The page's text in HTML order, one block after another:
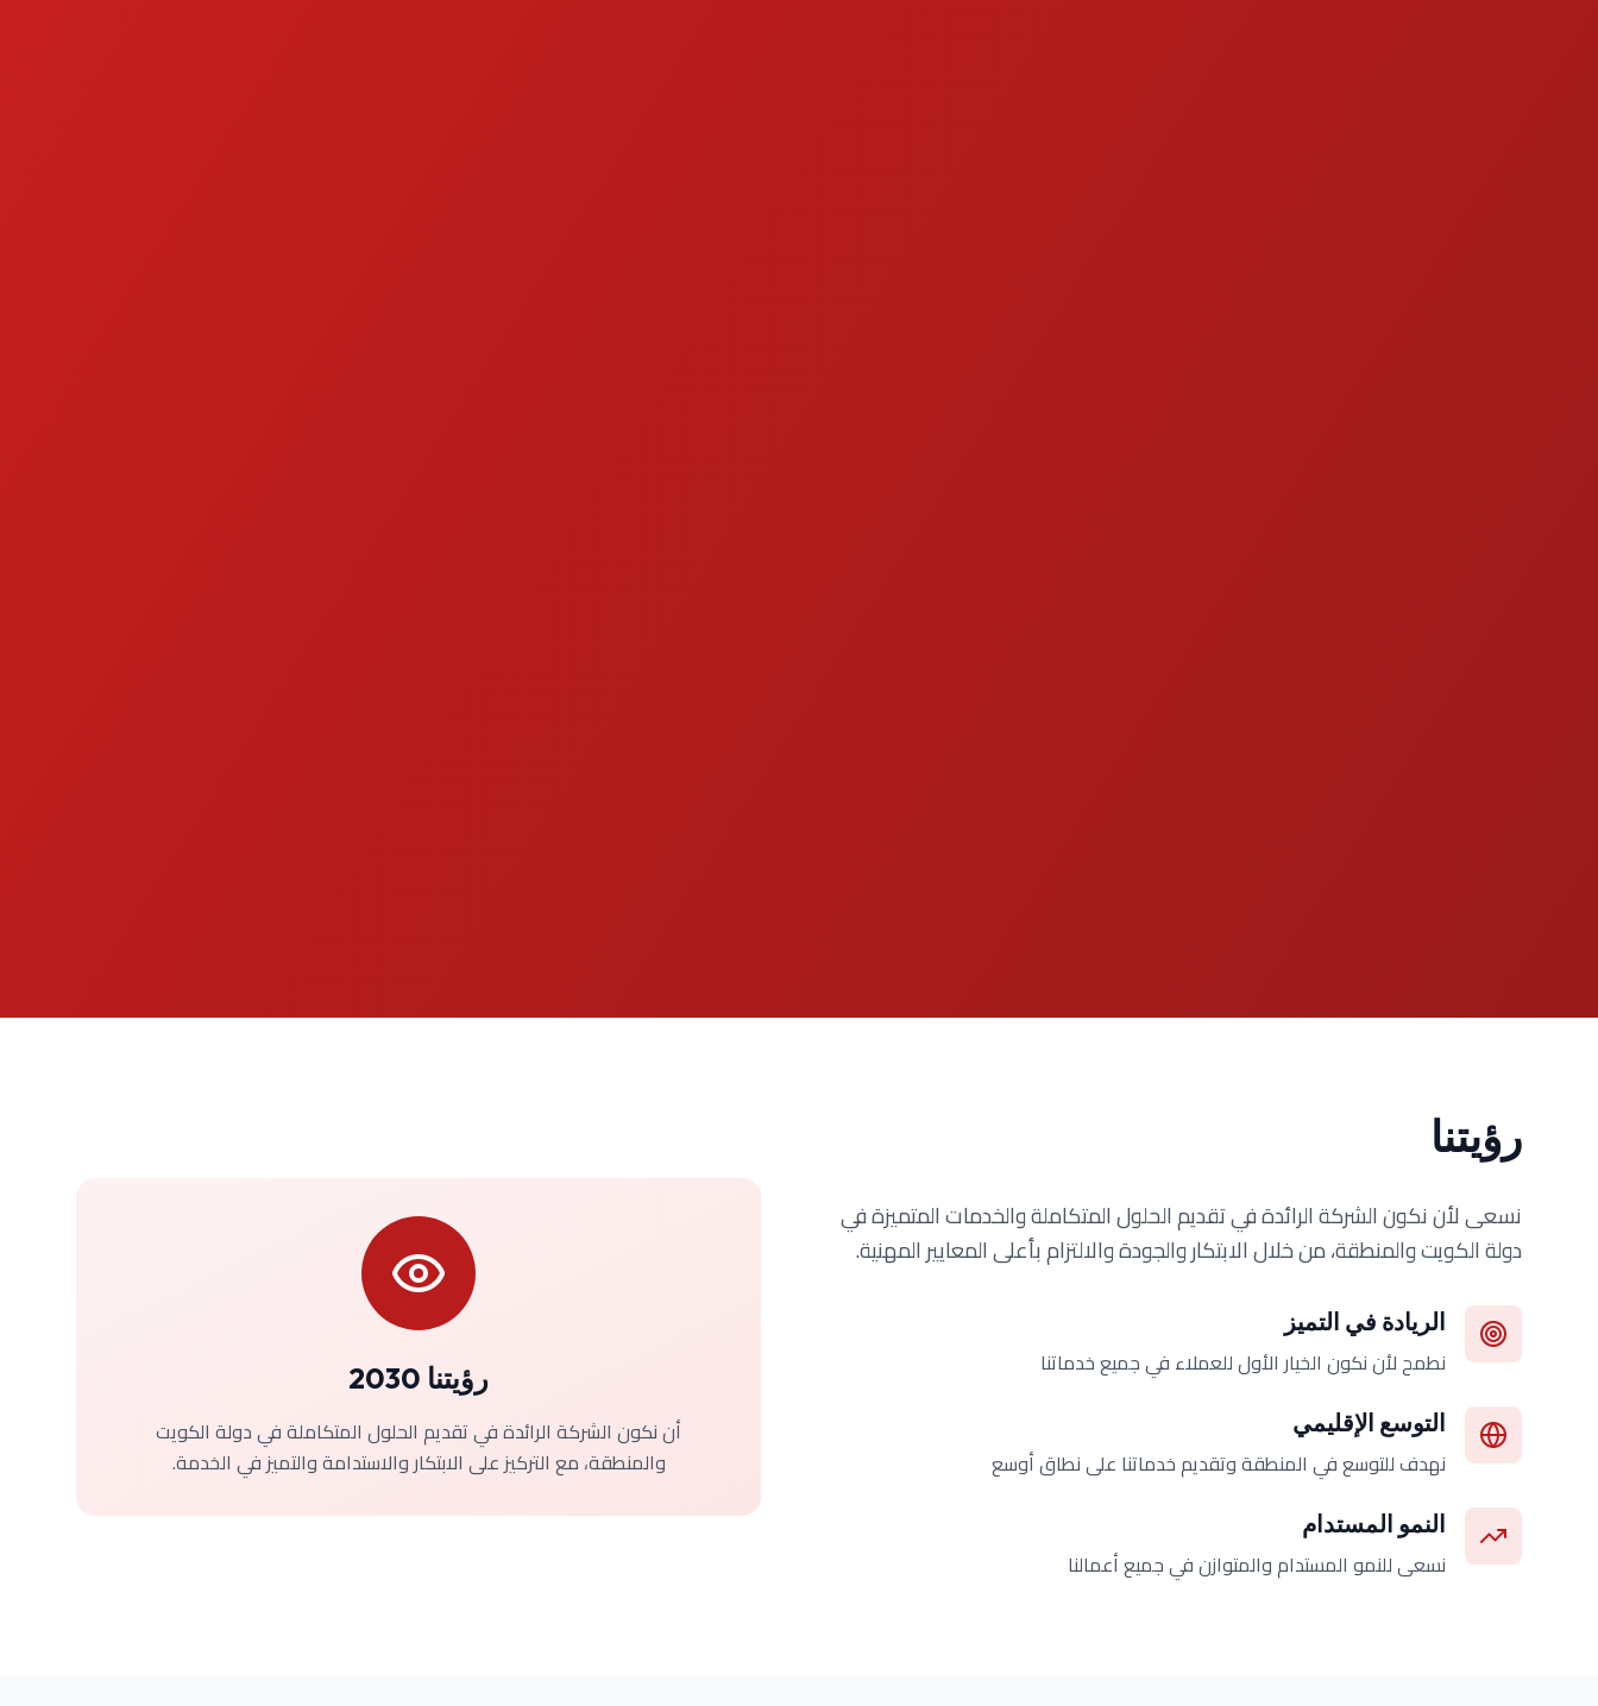
رؤيتنا
نسعى لأن نكون الشركة الرائدة في تقديم الحلول المتكاملة والخدمات المتميزة في
دولة الكويت والمنطقة، من خلال الابتكار والجودة والالتزام بأعلى المعايير المهنية.
الريادة في التميز
نطمح لأن نكون الخيار الأول للعملاء في جميع خدماتنا
التوسع الإقليمي
نهدف للتوسع في المنطقة وتقديم خدماتنا على نطاق أوسع
النمو المستدام
نسعى للنمو المستدام والمتوازن في جميع أعمالنا
رؤيتنا 2030
أن نكون الشركة الرائدة في تقديم الحلول المتكاملة في دولة الكويت
والمنطقة، مع التركيز على الابتكار والاستدامة والتميز في الخدمة.